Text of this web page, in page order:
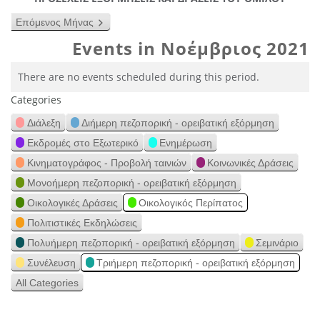
Επόμενος Μήνας
Events in Νοέμβριος 2021
There are no events scheduled during this period.
Categories
Διάλεξη
Διήμερη πεζοπορική - ορειβατική εξόρμηση
Εκδρομές στο Εξωτερικό
Ενημέρωση
Κινηματογράφος - Προβολή ταινιών
Κοινωνικές Δράσεις
Μονοήμερη πεζοπορική - ορειβατική εξόρμηση
Οικολογικές Δράσεις
Οικολογικός Περίπατος
Πολιτιστικές Εκδηλώσεις
Πολυήμερη πεζοπορική - ορειβατική εξόρμηση
Σεμινάριο
Συνέλευση
Τριήμερη πεζοπορική - ορειβατική εξόρμηση
All Categories